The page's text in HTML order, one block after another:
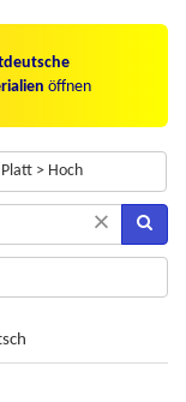
öffnen
Platt > Hoch
×